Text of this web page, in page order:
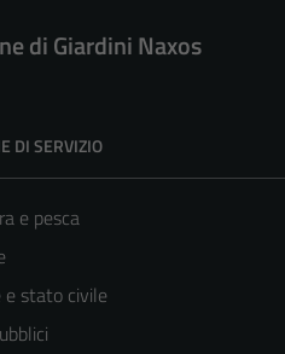
di Giardini Naxos
DI SERVIZIO
e pesca
e stato civile